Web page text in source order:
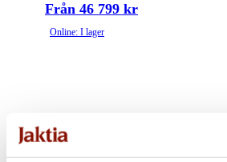
Från 46 799 kr
Online: I lager